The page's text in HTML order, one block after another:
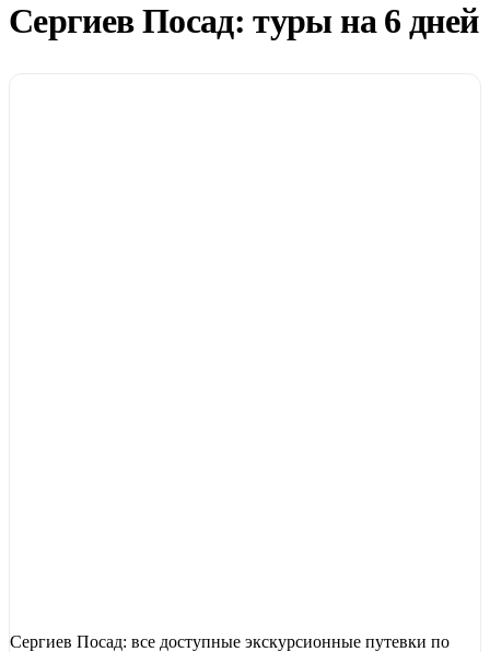
Сергиев Посад: туры на 6 дней
Сергиев Посад: все доступные экскурсионные путевки по